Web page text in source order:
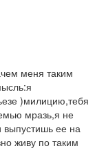
меня таким
)милицию,тебя
мразь,я не
ее на
живу по таким